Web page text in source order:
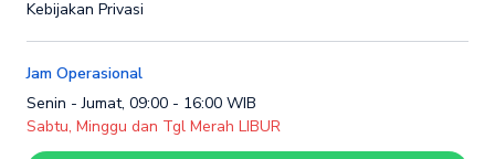
Kebijakan Privasi
Jam Operasional
Senin - Jumat, 09:00 - 16:00 WIB
Sabtu, Minggu dan Tgl Merah LIBUR